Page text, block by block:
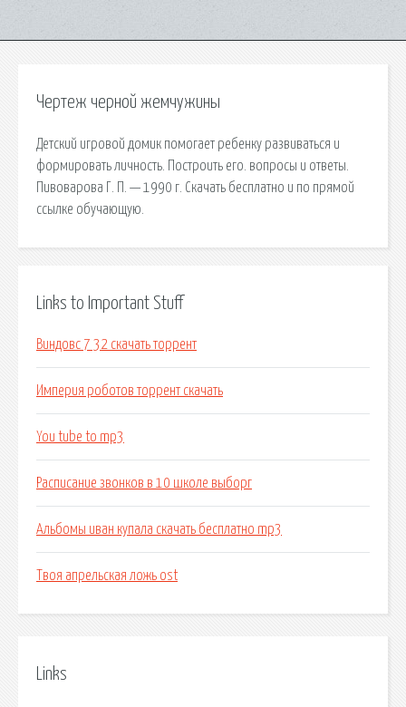
Чертеж черной жемчужины
Детский игровой домик помогает ребенку развиваться и
формировать личность. Построить его. вопросы и ответы.
Пивоварова Г. П. — 1990 г. Скачать бесплатно и по прямой
ссылке обучающую.
Links to Important Stuff
Виндовс 7 32 скачать торрент
Империя роботов торрент скачать
You tube to mp3
Расписание звонков в 10 школе выборг
Альбомы иван купала скачать бесплатно mp3
Твоя апрельская ложь ost
Links